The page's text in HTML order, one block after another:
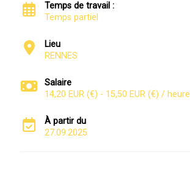
Temps de travail :
Temps partiel
Lieu
RENNES
Salaire
14,20 EUR (€) - 15,50 EUR (€) / heure
À partir du
27.09.2025